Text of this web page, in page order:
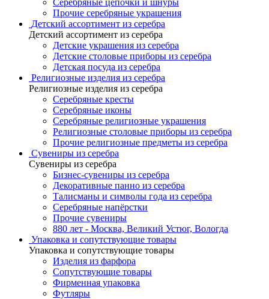
Серебряные цепочки и шнуры
Прочие серебряные украшения
Детский ассортимент из серебра
Детский ассортимент из серебра
Детские украшения из серебра
Детские столовые приборы из серебра
Детская посуда из серебра
Религиозные изделия из серебра
Религиозные изделия из серебра
Серебряные кресты
Серебряные иконы
Серебряные религиозные украшения
Религиозные столовые приборы из серебра
Прочие религиозные предметы из серебра
Сувениры из серебра
Сувениры из серебра
Бизнес-сувениры из серебра
Декоративные панно из серебра
Талисманы и символы года из серебра
Серебряные напёрстки
Прочие сувениры
880 лет - Москва, Великий Устюг, Вологда
Упаковка и сопутствующие товары
Упаковка и сопутствующие товары
Изделия из фарфора
Сопутствующие товары
Фирменная упаковка
Футляры